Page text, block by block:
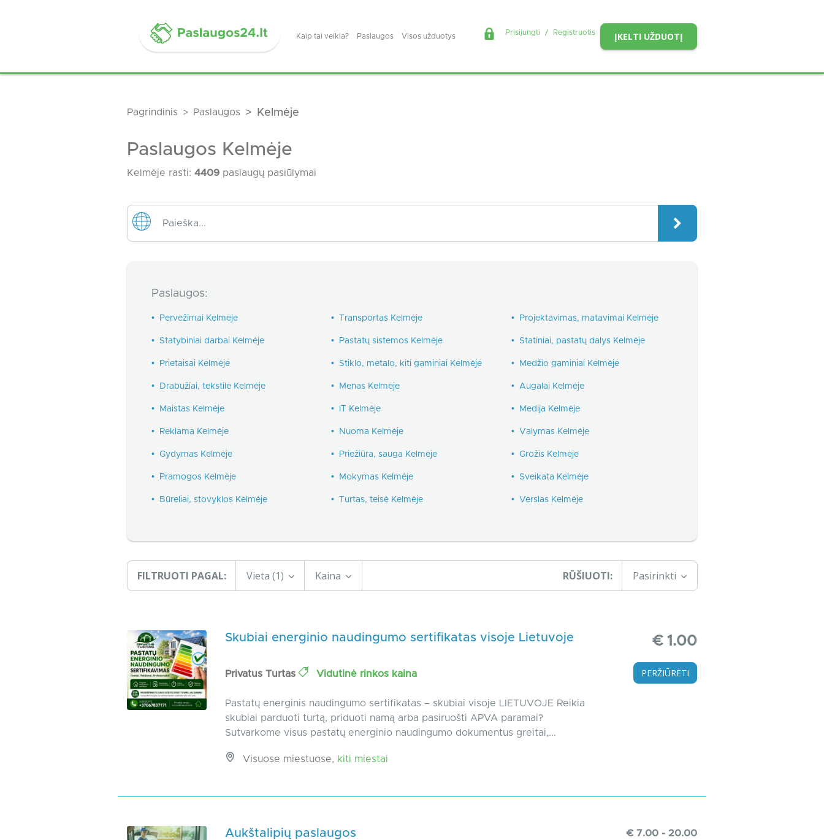
Kaip tai veikia? Paslaugos Visos užduotys ĮKELTI UŽDUOTĮ
Prisijungti / Registruotis
Pagrindinis Paslaugos Kelmėje
Paslaugos Kelmėje
Kelmėje rasti: 4409 paslaugų pasiūlymai
Paslaugos:
• Pervežimai Kelmėje • Transportas Kelmėje • Projektavimas, matavimai Kelmėje
• Statybiniai darbai Kelmėje • Pastatų sistemos Kelmėje • Statiniai, pastatų dalys Kelmėje
• Prietaisai Kelmėje • Stiklo, metalo, kiti gaminiai Kelmėje • Medžio gaminiai Kelmėje
• Drabužiai, tekstilė Kelmėje • Menas Kelmėje • Augalai Kelmėje
• Maistas Kelmėje • IT Kelmėje • Medija Kelmėje
• Reklama Kelmėje • Nuoma Kelmėje • Valymas Kelmėje
• Gydymas Kelmėje • Priežiūra, sauga Kelmėje • Grožis Kelmėje
• Pramogos Kelmėje • Mokymas Kelmėje • Sveikata Kelmėje
• Būreliai, stovyklos Kelmėje • Turtas, teisė Kelmėje • Verslas Kelmėje
FILTRUOTI PAGAL: Vieta (1) Kaina RŪŠIUOTI: Pasirinkti
Skubiai energinio naudingumo sertifikatas visoje Lietuvoje
Privatus Turtas Vidutinė rinkos kaina
Pastatų energinis naudingumo sertifikatas – skubiai visoje LIETUVOJE Reikia
skubiai parduoti turtą, priduoti namą arba pasiruošti APVA paramai?
Sutvarkome visus pastatų energinio naudingumo dokumentus greitai,...
Visuose miestuose, kiti miestai
€ 1.00
PERŽIŪRĖTI
Aukštalipių paslaugos € 7.00 - 20.00